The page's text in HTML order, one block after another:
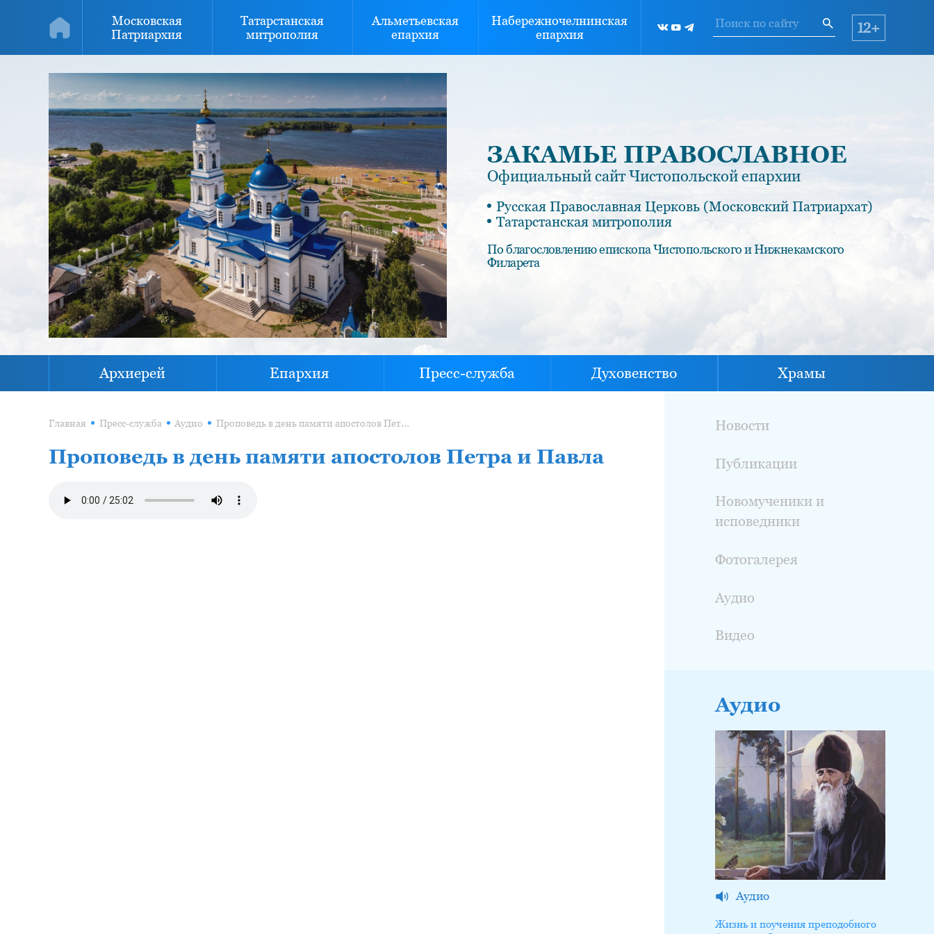
Московская
Патриархия
Татарстанская
митрополия
Альметьевская
епархия
Набережночелнинская
епархия
12+
ЗАКАМЬЕ ПРАВОСЛАВНОЕ
Официальный сайт Чистопольской епархии
Русская Православная Церковь (Московский Патриархат)
Татарстанская митрополия
По благословлению епископа Чистопольского и Нижнекамского
Филарета
Архиерей Епархия Пресс-служба Духовенство Храмы
Главная Пресс-служба Аудио Проповедь в день памяти апостолов Петра и Павла
Проповедь в день памяти апостолов Петра и Павла
Новости
Публикации
Новомученики и
исповедники
Фотогалерея
Аудио
Видео
Аудио
Аудио
Жизнь и поучения преподобного